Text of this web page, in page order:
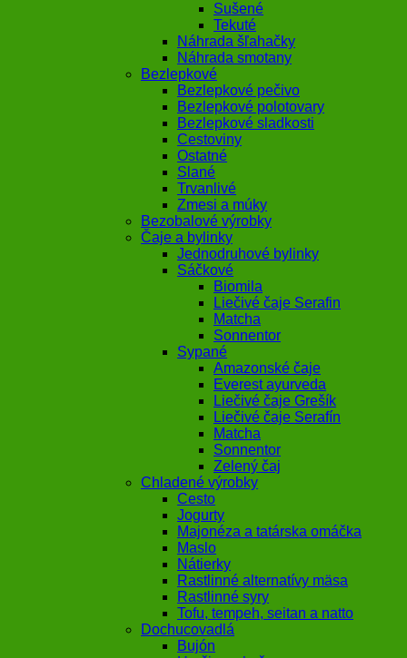
Sušené
Tekuté
Náhrada šľahačky
Náhrada smotany
Bezlepkové
Bezlepkové pečivo
Bezlepkové polotovary
Bezlepkové sladkosti
Cestoviny
Ostatné
Slané
Trvanlivé
Zmesi a múky
Bezobalové výrobky
Čaje a bylinky
Jednodruhové bylinky
Sáčkové
Biomila
Liečivé čaje Serafin
Matcha
Sonnentor
Sypané
Amazonské čaje
Everest ayurveda
Liečivé čaje Grešík
Liečivé čaje Serafín
Matcha
Sonnentor
Zelený čaj
Chladené výrobky
Cesto
Jogurty
Majonéza a tatárska omáčka
Maslo
Nátierky
Rastlinné alternatívy mäsa
Rastlinné syry
Tofu, tempeh, seitan a natto
Dochucovadlá
Bujón